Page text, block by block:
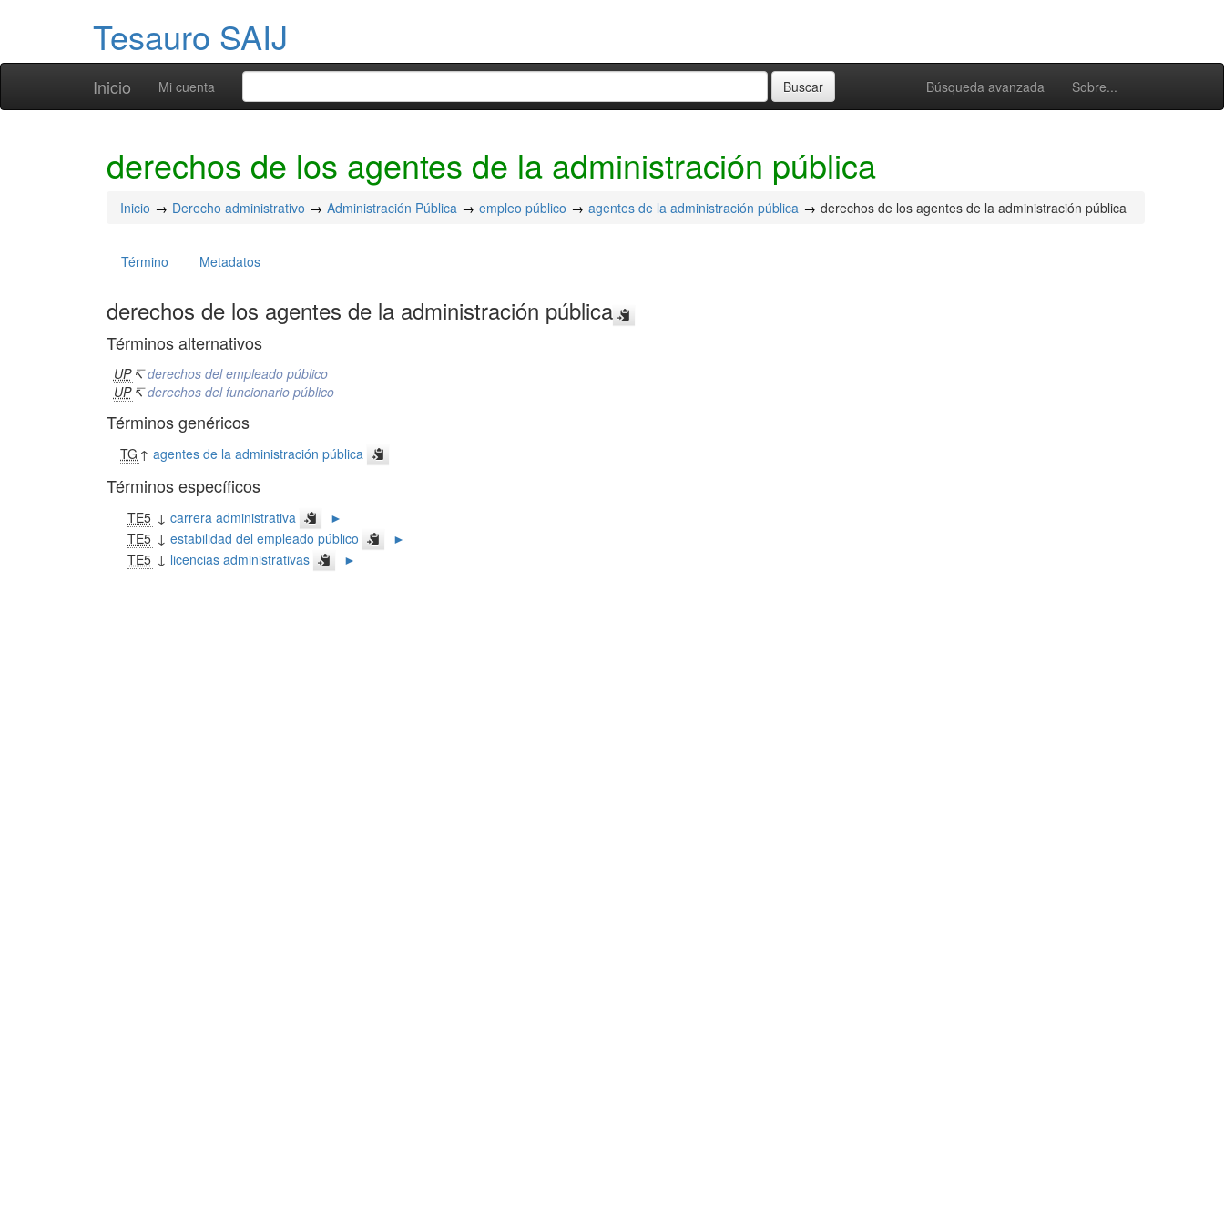
Tesauro SAIJ
Inicio Búsqueda avanzada Sobre...
Mi cuenta
derechos de los agentes de la administración pública
Inicio Derecho administrativo Administración Pública empleo público agentes de la administración pública derechos de los agentes de la administración pública
Término Metadatos
derechos de los agentes de la administración pública
Términos alternativos
UP ↸derechos del empleado público
UP ↸derechos del funcionario público
Términos genéricos
TG ↑agentes de la administración pública
Términos específicos
TE5 ↓ carrera administrativa
►
TE5 ↓ estabilidad del empleado público
►
TE5 ↓ licencias administrativas ►